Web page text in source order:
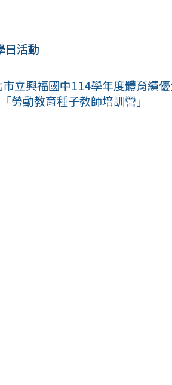
日活動
立興福國中114學年度體育績
勞動教育種子教師培訓營」